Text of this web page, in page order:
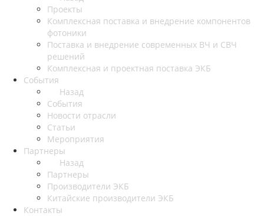
Проекты
Комплексная поставка и внедрение компонентов
фотоники
Поставка и внедрение современных ВЧ и СВЧ
решений
Комплексная и проектная поставка ЭКБ
События
Назад
События
Новости отрасли
Статьи
Мероприятия
Партнеры
Назад
Партнеры
Производители ЭКБ
Китайские производители ЭКБ
Контакты